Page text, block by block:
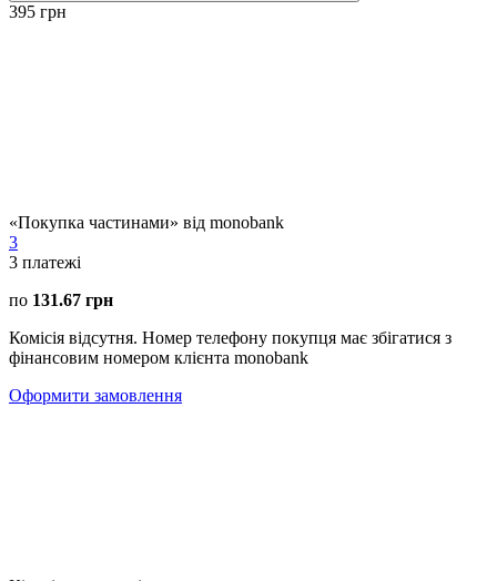
395 грн
«Покупка частинами» від monobank
3
3 платежі
по 131.67 грн
Комісія відсутня. Номер телефону покупця має збігатися з
фінансовим номером клієнта monobank
Оформити замовлення